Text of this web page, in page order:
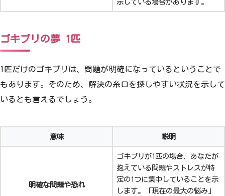
示している場合があります。
ゴキブリの夢 1匹
1匹だけのゴキブリは、問題が明確になっているということで
もあります。そのため、解決の糸口を探しやすい状況を示して
いるとも言えるでしょう。
意味 説明
明確な問題や恐れ
ゴキブリが1匹の場合、あなたが
抱えている問題やストレスが特
定の1つに集中していることを示
します。「現在の最大の悩み」